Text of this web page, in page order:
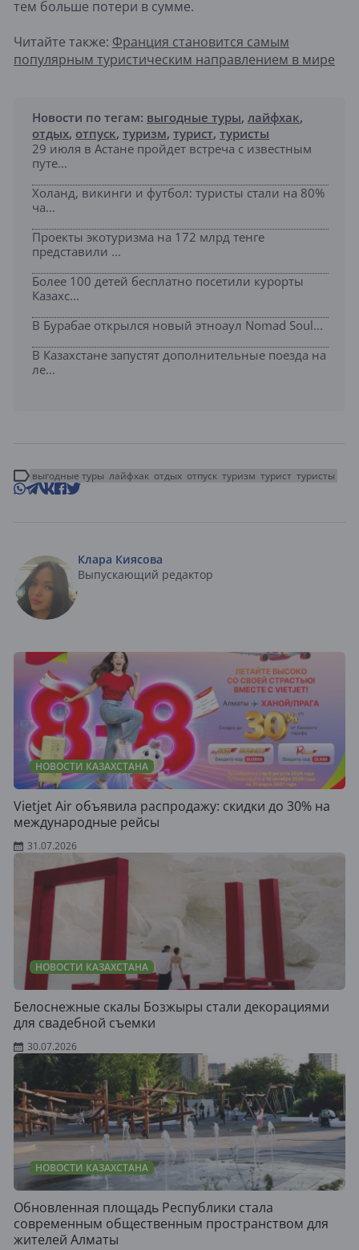
тем больше потери в сумме.
Читайте также: Франция становится самым
популярным туристическим направлением в мире
Новости по тегам: выгодные туры, лайфхак,
отдых, отпуск, туризм, турист, туристы
29 июля в Астане пройдет встреча с известным
путе...
Холанд, викинги и футбол: туристы стали на 80%
ча...
Проекты экотуризма на 172 млрд тенге
представили ...
Более 100 детей бесплатно посетили курорты
Казахс...
В Бурабае открылся новый этноаул Nomad Soul...
В Казахстане запустят дополнительные поезда на
ле...
выгодные туры лайфхак отдых отпуск туризм турист туристы
Клара Киясова
Выпускающий редактор
НОВОСТИ КАЗАХСТАНА
Vietjet Air объявила распродажу: скидки до 30% на
международные рейсы
31.07.2026
НОВОСТИ КАЗАХСТАНА
Белоснежные скалы Бозжыры стали декорациями
для свадебной съемки
30.07.2026
НОВОСТИ КАЗАХСТАНА
Обновленная площадь Республики стала
современным общественным пространством для
жителей Алматы